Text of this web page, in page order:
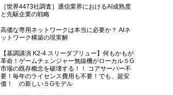
［世界4473社調査］通信業界におけるAI成熟度
と先駆企業の戦略
高価な専用ネットワークは本当に必要か？ AIネ
ットワーク構築の現実解
【基調講演 K2-4 スリーダブリュー】何もかもが
革命！ゲームチェンジャー無線機がローカル５G
市場の既存概念を破壊する！！ コアサーバー不
要！毎年のライセンス費用も不要！でも、超安
価！ の新しい５Gモデル